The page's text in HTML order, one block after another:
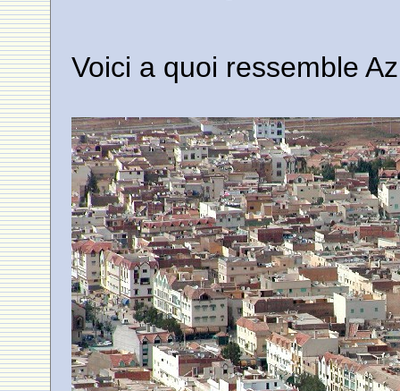
Voici a quoi ressemble